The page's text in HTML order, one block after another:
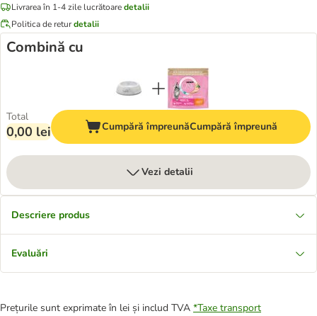
Livrarea în 1-4 zile lucrătoaredetalii
Politica de returdetalii
Combină cu
Total
0,00 lei Cumpără împreunăCumpără împreună
Vezi detalii
Descriere produs
Evaluări
Prețurile sunt exprimate în lei și includ TVA *Taxe transport